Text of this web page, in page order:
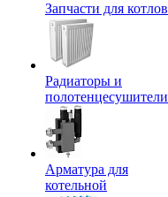
Запчасти для котлов
Радиаторы и
полотенцесушители
Арматура для
котельной